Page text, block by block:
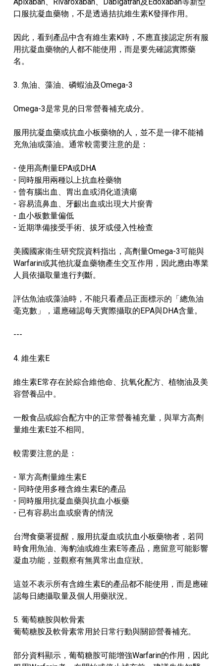
口服抗凝血藥物，不是透過拮抗維生素K發揮作用。
因此，看到產品中含有維生素K時，不應直接認定所有服
用抗凝血藥物的人都不能使用，而是要先確認實際藥
名。
3. 魚油、藻油、磷蝦油及Omega-3
Omega-3是常見的日常營養補充成分。
服用抗凝血藥或抗血小板藥物的人，並不是一律不能補
充魚油或藻油。通常較需要注意的是：
- 使用高劑量EPA或DHA
- 同時服用兩種以上抗血栓藥物
- 曾有腦出血、胃出血或消化道潰瘍
- 容易流鼻血、牙齦出血或出現大片瘀青
- 血小板數量偏低
- 近期準備接受手術、拔牙或侵入性檢查
美國國家衛生研究院資料指出，高劑量Omega-3可能與
Warfarin或其他抗凝血藥物產生交互作用，因此應由專業
人員依攝取量進行判斷。
評估魚油或藻油時，不能只看產品正面標示的「總魚油
毫克數」，還應確認每天實際攝取的EPA與DHA含量。
---
4. 維生素E
維生素E常存在於綜合維他命、抗氧化配方、植物油及美
容營養品中。
一般食品或綜合配方中的正常營養補充量，與單方高劑
量維生素E並不相同。
較需要注意的是：
- 單方高劑量維生素E
- 同時使用多種含維生素E的產品
- 同時服用抗凝血藥與抗血小板藥
- 已有容易出血或瘀青的情況
台灣食藥署提醒，服用抗凝血或抗血小板藥物者，若同
時食用魚油、海豹油或維生素E等產品，應留意可能影響
凝血功能，並觀察有無異常出血症狀。
這並不表示所有含維生素E的產品都不能使用，而是應確
認每日總攝取量及個人用藥狀況。
5. 葡萄糖胺與軟骨素
葡萄糖胺及軟骨素常用於日常行動與關節營養補充。
部分資料顯示，葡萄糖胺可能增強Warfarin的作用，因此